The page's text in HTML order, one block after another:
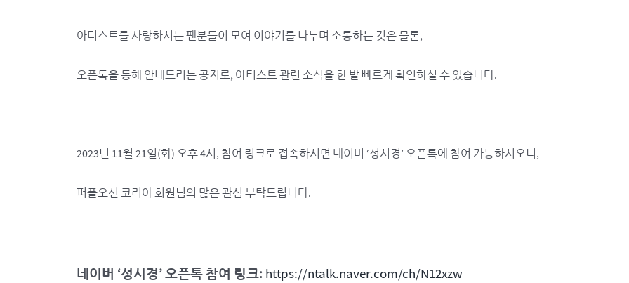
아티스트를 사랑하시는 팬분들이 모여 이야기를 나누며 소통하는 것은 물론,
오픈톡을 통해 안내드리는 공지로, 아티스트 관련 소식을 한 발 빠르게 확인하실 수 있습니다.
2023년 11월 21일(화) 오후 4시, 참여 링크로 접속하시면 네이버 ‘성시경’ 오픈톡에 참여 가능하시오니,
퍼플오션 코리아 회원님의 많은 관심 부탁드립니다.
네이버 ‘성시경’ 오픈톡 참여 링크: https://ntalk.naver.com/ch/N12xzw